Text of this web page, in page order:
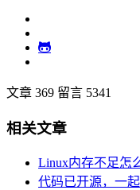
文章 369 留言 5341
相关文章
Linux内存不足怎
代码已开源，一起